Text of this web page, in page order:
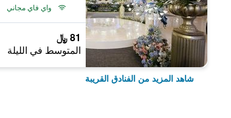
واي فاي مجاني
81 ﷼
المتوسط في الليلة
شاهد المزيد من الفنادق القريبة